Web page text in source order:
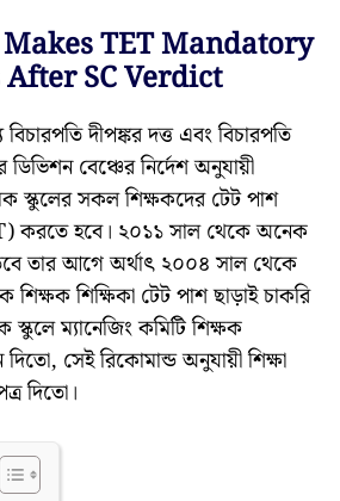
TET Mandatory
SC Verdict
বিচারপতি দীপঙ্কর দত্ত এবং বিচারপতি
বেঞ্চের নির্দেশ অনুযায়ী
স্কুলের সকল শিক্ষকদের টেট পাশ
হবে। ২০১১ সাল থেকে অনেক
তার আগে অর্থাৎ ২০০৪ সাল থেকে
শিক্ষিকা টেট পাশ ছাড়াই চাকরি
ম্যানেজিং কমিটি শিক্ষক
সেই রিকোমান্ড অনুযায়ী শিক্ষা
দিতো।